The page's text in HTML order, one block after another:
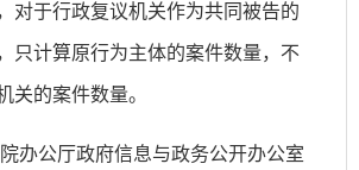
对于行政复议机关作为共同被告的
只计算原行为主体的案件数量，不
关的案件数量。
办公厅政府信息与政务公开办公室